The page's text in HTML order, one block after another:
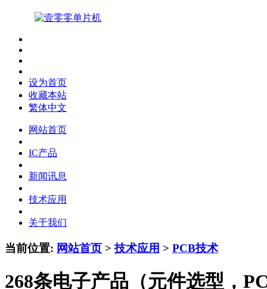
设为首页
收藏本站
繁体中文
网站首页
IC产品
新闻讯息
技术应用
关于我们
当前位置: 网站首页 >技术应用 > PCB技术
268条电子产品（元件选型，